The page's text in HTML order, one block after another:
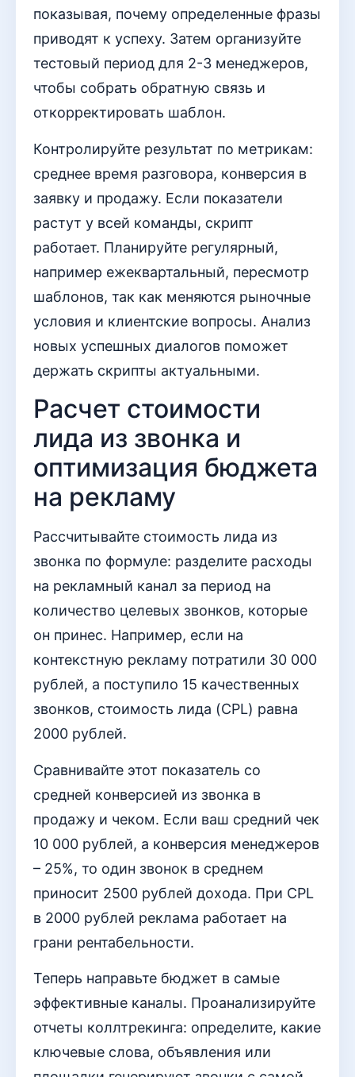
показывая, почему определенные фразы
приводят к успеху. Затем организуйте
тестовый период для 2-3 менеджеров,
чтобы собрать обратную связь и
откорректировать шаблон.
Контролируйте результат по метрикам:
среднее время разговора, конверсия в
заявку и продажу. Если показатели
растут у всей команды, скрипт
работает. Планируйте регулярный,
например ежеквартальный, пересмотр
шаблонов, так как меняются рыночные
условия и клиентские вопросы. Анализ
новых успешных диалогов поможет
держать скрипты актуальными.
Расчет стоимости
лида из звонка и
оптимизация бюджета
на рекламу
Рассчитывайте стоимость лида из
звонка по формуле: разделите расходы
на рекламный канал за период на
количество целевых звонков, которые
он принес. Например, если на
контекстную рекламу потратили 30 000
рублей, а поступило 15 качественных
звонков, стоимость лида (CPL) равна
2000 рублей.
Сравнивайте этот показатель со
средней конверсией из звонка в
продажу и чеком. Если ваш средний чек
10 000 рублей, а конверсия менеджеров
– 25%, то один звонок в среднем
приносит 2500 рублей дохода. При CPL
в 2000 рублей реклама работает на
грани рентабельности.
Теперь направьте бюджет в самые
эффективные каналы. Проанализируйте
отчеты коллтрекинга: определите, какие
ключевые слова, объявления или